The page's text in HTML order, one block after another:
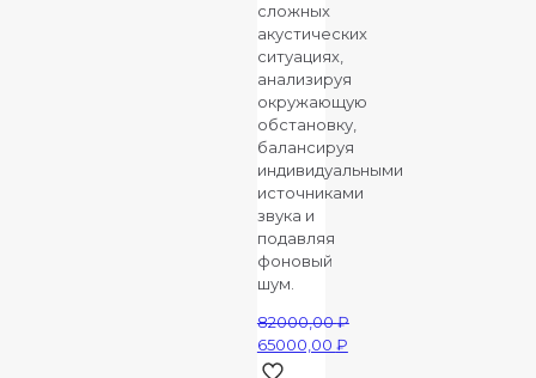
сложных
акустических
ситуациях,
анализируя
окружающую
обстановку,
балансируя
индивидуальными
источниками
звука и
подавляя
фоновый
шум.
82000,00₽
Первоначальная
цена
65000,00 ₽
Текущая